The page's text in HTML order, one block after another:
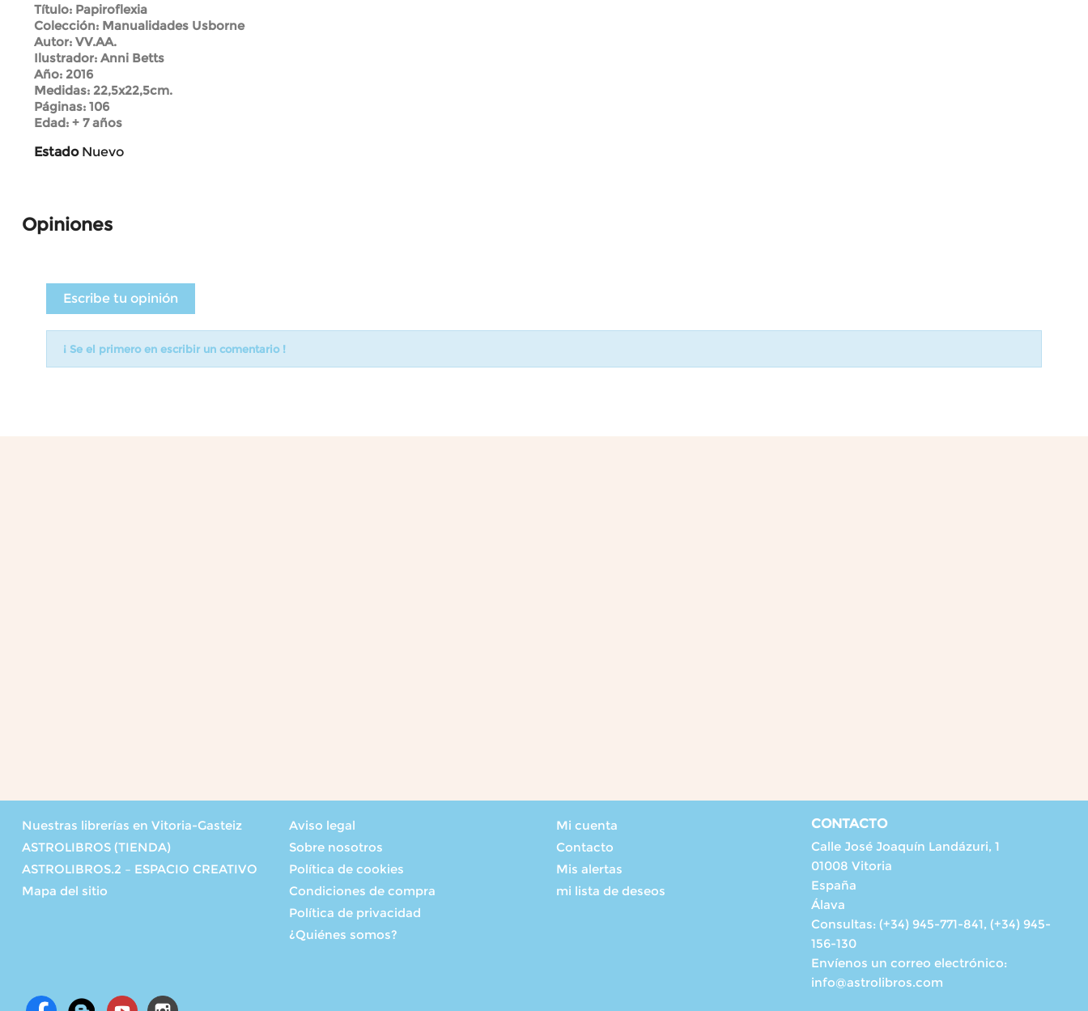
Título: Papiroflexia
Colección: Manualidades Usborne
Autor: VV.AA.
Ilustrador: Anni Betts
Año: 2016
Medidas: 22,5x22,5cm.
Páginas: 106
Edad: + 7 años
Estado Nuevo
Opiniones
Escribe tu opinión
¡ Se el primero en escribir un comentario !
Nuestras librerías en Vitoria-Gasteiz
ASTROLIBROS (TIENDA)
ASTROLIBROS.2 – ESPACIO CREATIVO
Mapa del sitio
Aviso legal
Sobre nosotros
Política de cookies
Condiciones de compra
Política de privacidad
¿Quiénes somos?
Mi cuenta
Contacto
Mis alertas
mi lista de deseos
CONTACTO
Calle José Joaquín Landázuri, 1
01008 Vitoria
España
Álava
Consultas: (+34) 945-771-841, (+34) 945-
156-130
Envíenos un correo electrónico:
info@astrolibros.com